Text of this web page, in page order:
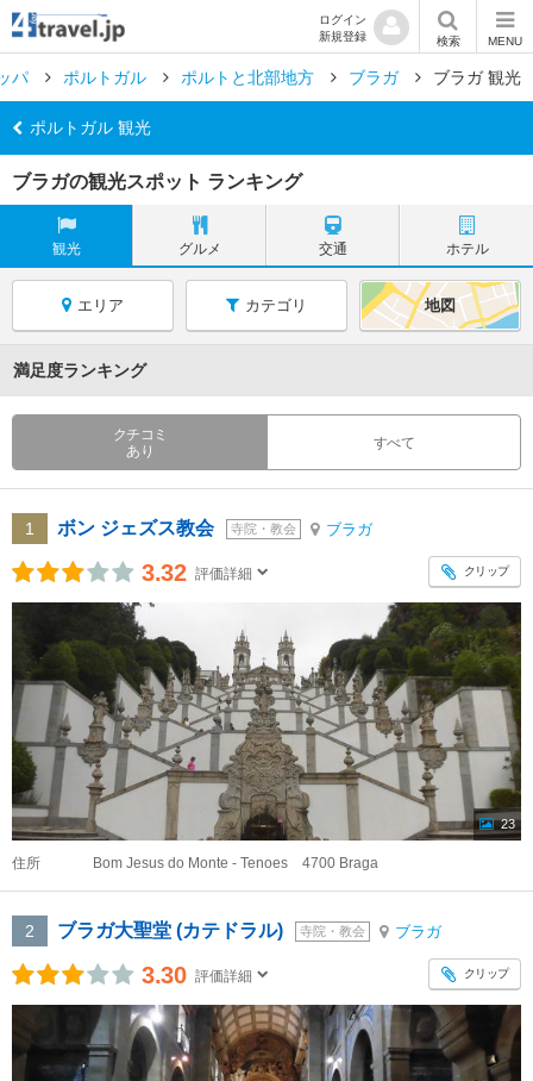
ログイン
新規登録
検索 MENU
パ ポルトガル ポルトと北部地方 ブラガ ブラガ 観光
ポルトガル 観光
ブラガの観光スポット ランキング
観光 グルメ 交通 ホテル
エリア カテゴリ 地図
満足度ランキング
クチコミ
あり
すべて
1 ボン ジェズス教会 寺院・教会 ブラガ
3.32 評価詳細 クリップ
23
住所 Bom Jesus do Monte - Tenoes 4700 Braga
2 ブラガ大聖堂 (カテドラル) 寺院・教会 ブラガ
3.30 評価詳細 クリップ